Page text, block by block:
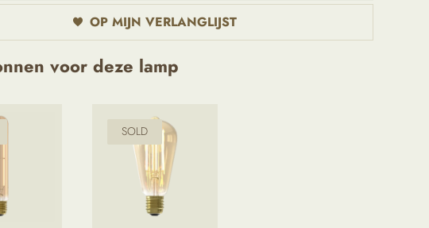
OP MIJN VERLANGLIJST
voor deze lamp
SOLD